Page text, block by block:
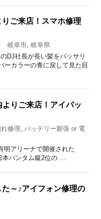
ご来店！スマホ修理
岐阜市, 岐阜県
DJ社長が長い髪をバッサリ
ーカラーの青に戻して見た目
りご来店！アイパッ
修理, バッテリー膨張 or 電
明アリーナで開催された
本バンタム級2位の …
～♪アイフォン修理の